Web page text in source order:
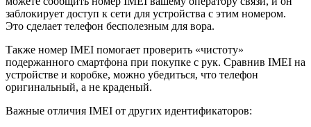
заблокирует доступ к сети для устройства с этим номером.
Это сделает телефон бесполезным для вора.
Также номер IMEI помогает проверить «чистоту»
подержанного смартфона при покупке с рук. Сравнив IMEI на
устройстве и коробке, можно убедиться, что телефон
оригинальный, а не краденый.
Важные отличия IMEI от других идентификаторов: